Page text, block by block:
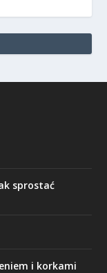
sprostać
i korkami